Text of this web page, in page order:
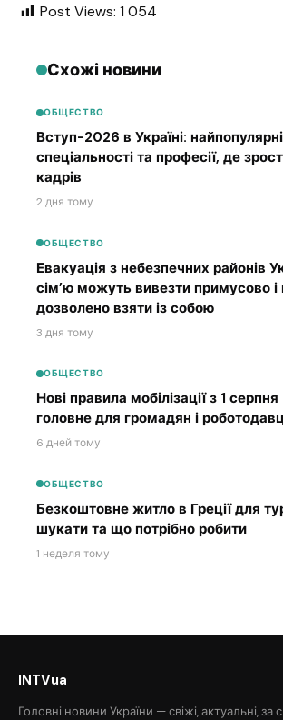
Post Views: 1 054
Схожі новини
ОБЩЕСТВО
Вступ-2026 в Україні:
спеціальності та професії, де
кадрів
2 дня тому
ОБЩЕСТВО
Евакуація з небезпечних районів
сім’ю можуть вивезти примусово
дозволено взяти із собою
3 дня тому
ОБЩЕСТВО
Нові правила мобілізації з 1
головне для громадян і
6 дней тому
ОБЩЕСТВО
Безкоштовне житло в Греції для
шукати та що потрібно робити
1 неделя тому
INTVua
Головні новини України — свіжі, актуальні, за